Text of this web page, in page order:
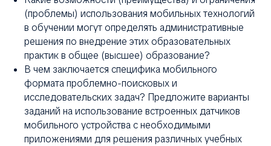
(проблемы) использования мобильных технологий
в обучении могут определять административные
решения по внедрение этих образовательных
практик в общее (высшее) образование?
В чем заключается специфика мобильного
формата проблемно-поисковых и
исследовательских задач? Предложите варианты
заданий на использование встроенных датчиков
мобильного устройства с необходимыми
приложениями для решения различных учебных